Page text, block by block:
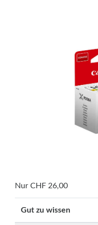
Nur CHF 26,00
Gut zu wissen